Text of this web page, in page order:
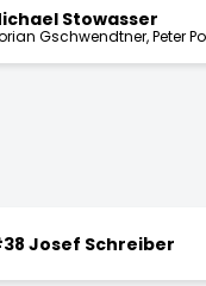
Stowasser
Gschwendtner Peter
Josef Schreiber